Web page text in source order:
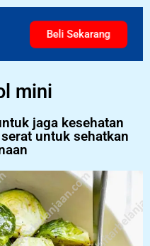
Beli Sekarang
mini
jaga kesehatan
untuk sehatkan